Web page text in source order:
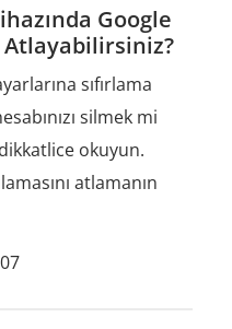
Google
Atlayabilirsiniz?
sıfırlama
silmek mi
okuyun.
atlamanın